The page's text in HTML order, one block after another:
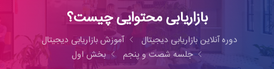
بازاریابی محتوایی چیست؟
دوره آنلاین بازاریابی دیجیتال
آموزش بازاریابی دیجیتال
جلسه شصت و پنجم
بخش اول